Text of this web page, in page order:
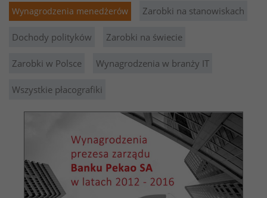
Wynagrodzenia menedżerów Zarobki na stanowiskach
Dochody polityków Zarobki na świecie
Zarobki w Polsce Wynagrodzenia w branży IT
Wszystkie płacografiki